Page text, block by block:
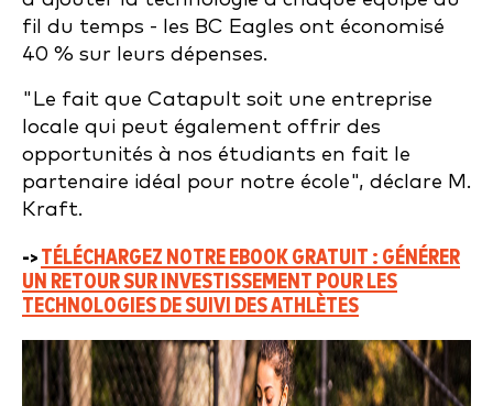
fil du temps - les BC Eagles ont économisé
40 % sur leurs dépenses.
"Le fait que Catapult soit une entreprise
locale qui peut également offrir des
opportunités à nos étudiants en fait le
partenaire idéal pour notre école", déclare M.
Kraft.
-> TÉLÉCHARGEZ NOTRE EBOOK GRATUIT : GÉNÉRER
UN RETOUR SUR INVESTISSEMENT POUR LES
TECHNOLOGIES DE SUIVI DES ATHLÈTES